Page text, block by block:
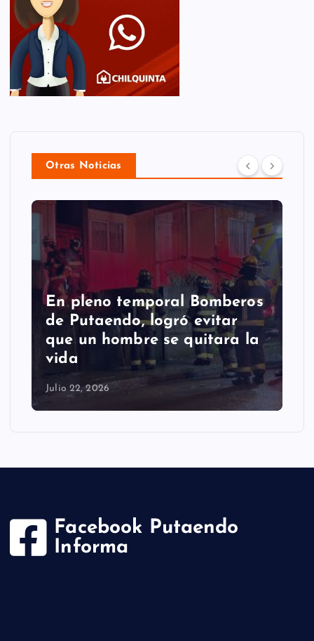
Otras Noticias
En pleno temporal Bomberos
de Putaendo, logró evitar
que un hombre se quitara la
vida
Julio 22, 2026
Facebook Putaendo
Informa